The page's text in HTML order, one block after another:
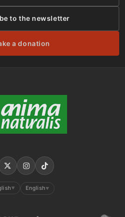
to the newsletter
a donation
▼ English ▼